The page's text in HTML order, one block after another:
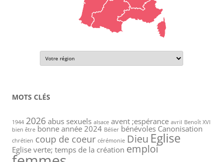
MOTS CLÉS
1944 2026 abus sexuels alsace avent ;espérance avril Benoît XVI
bien être bonne année 2024 Bélier bénévoles Canonisation
chrétien coup de coeur cérémonie Dieu Eglise
Eglise verte; temps de la création emploi